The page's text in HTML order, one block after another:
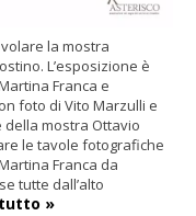
la mostra
L’esposizione è
Franca e
foto di Vito Marzulli e
della mostra Ottavio
le tavole fotografiche
Franca da
tutte dall’alto
»